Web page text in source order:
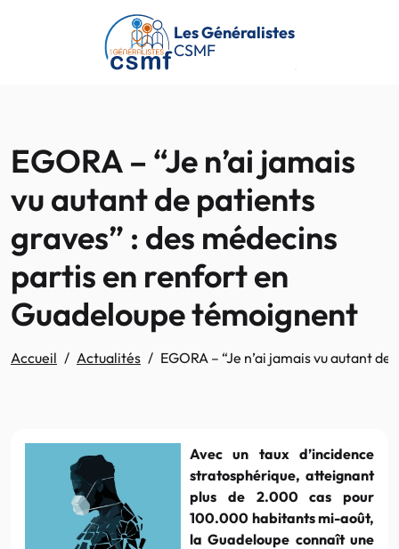
Passer au contenu principal
Les Généralistes
CSMF
EGORA – “Je n’ai jamais
vu autant de patients
graves” : des médecins
partis en renfort en
Guadeloupe témoignent
Accueil Actualités EGORA – “Je n’ai jamais vu autant
Avec un taux d’incidence
stratosphérique, atteignant
plus de 2.000 cas pour
100.000 habitants mi-août,
la Guadeloupe connaît une